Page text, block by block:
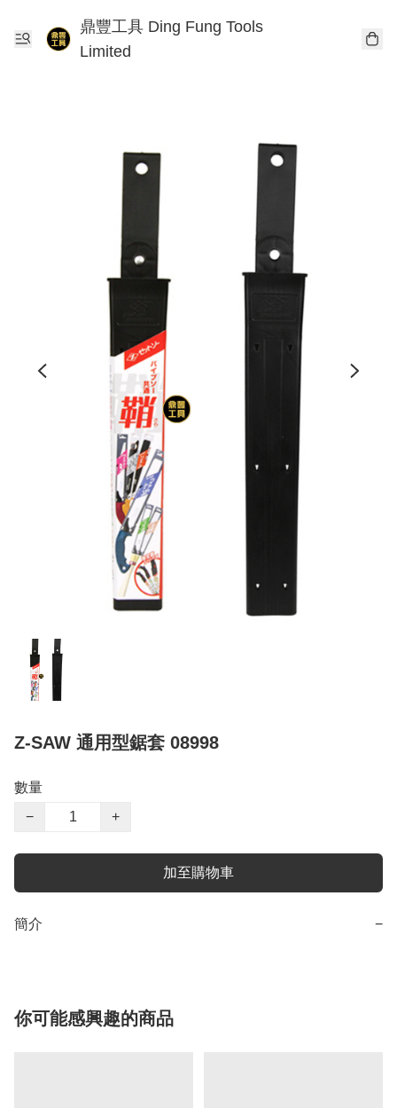
鼎豐工具 Ding Fung Tools
Limited
Z-SAW 通用型鋸套 08998
數量
−
+
加至購物車
簡介 −
你可能感興趣的商品